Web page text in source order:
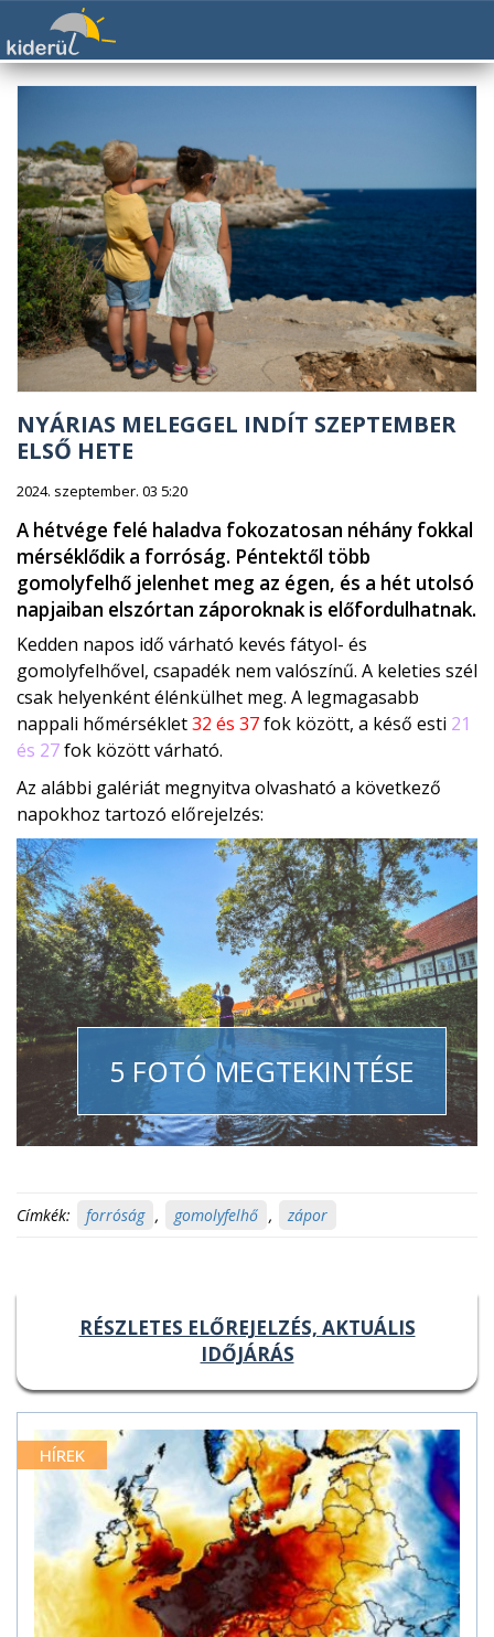
NYÁRIAS MELEGGEL INDÍT SZEPTEMBER
ELSŐ HETE
2024. szeptember. 03 5:20
A hétvége felé haladva fokozatosan néhány fokkal
mérséklődik a forróság. Péntektől több
gomolyfelhő jelenhet meg az égen, és a hét utolsó
napjaiban elszórtan záporoknak is előfordulhatnak.
Kedden napos idő várható kevés fátyol- és
gomolyfelhővel, csapadék nem valószínű. A keleties szél
csak helyenként élénkülhet meg. A legmagasabb
nappali hőmérséklet32 és 37fok között, a késő esti 21
és 27fok között várható.
Az alábbi galériát megnyitva olvasható a következő
napokhoz tartozó előrejelzés:
5 FOTÓ MEGTEKINTÉSE
Címkék: forróság , gomolyfelhő , zápor
RÉSZLETES ELŐREJELZÉS, AKTUÁLIS
IDŐJÁRÁS
HÍREK